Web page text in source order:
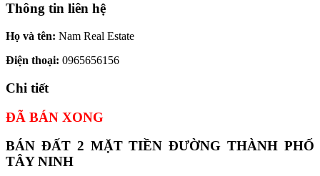
Thông tin liên hệ
Họ và tên: Nam Real Estate
Điện thoại: 0965656156
Chi tiết
ĐÃ BÁN XONG
BÁN ĐẤT 2 MẶT TIỀN ĐƯỜNG THÀNH PHỐ
TÂY NINH